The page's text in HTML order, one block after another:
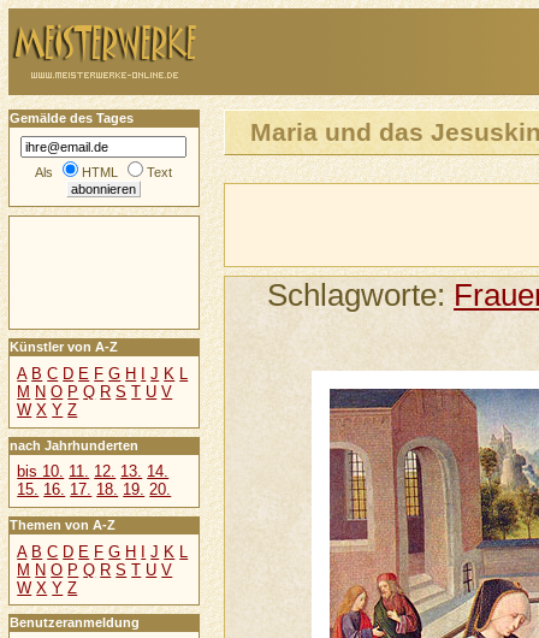
Maria und das
Schlagworte:
Gemälde des Tages
Als HTML Text
Künstler von A-Z
A B C D E F G H J K L
M N O P Q R S T U V
W X Y Z
nach Jahrhunderten
bis 10. 11. 12. 13. 14.
15. 16. 17. 18. 19. 20.
Themen von A-Z
A B C D E F G H I J K L
M N O P Q R S T U V
W X Y Z
Benutzeranmeldung